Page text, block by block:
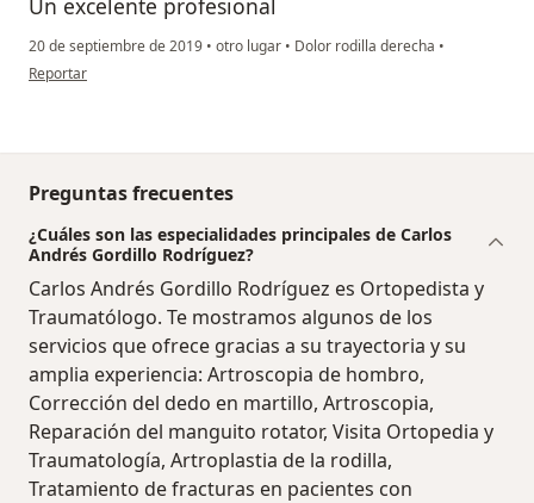
Un excelente profesional
20 de septiembre de 2019 • otro lugar • Dolor rodilla derecha •
en opinión del usuario Cuenta eliminada
Reportar
Preguntas frecuentes
¿Cuáles son las especialidades principales de Carlos
Andrés Gordillo Rodríguez?
Carlos Andrés Gordillo Rodríguez es Ortopedista y
Traumatólogo. Te mostramos algunos de los
servicios que ofrece gracias a su trayectoria y su
amplia experiencia: Artroscopia de hombro,
Corrección del dedo en martillo, Artroscopia,
Reparación del manguito rotator, Visita Ortopedia y
Traumatología, Artroplastia de la rodilla,
Tratamiento de fracturas en pacientes con